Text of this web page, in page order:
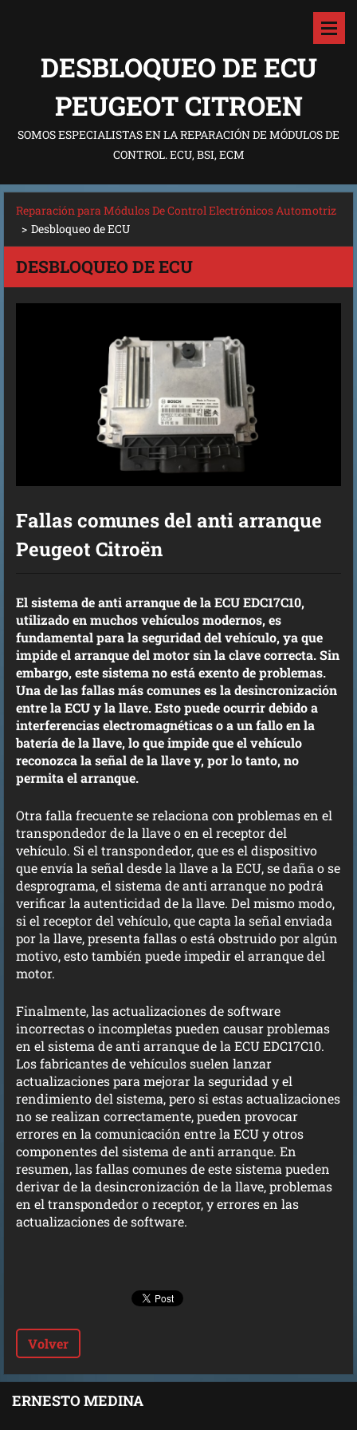
DESBLOQUEO DE ECU
PEUGEOT CITROEN
SOMOS ESPECIALISTAS EN LA REPARACIÓN DE MÓDULOS DE
CONTROL. ECU, BSI, ECM
Reparación para Módulos De Control Electrónicos Automotriz
> Desbloqueo de ECU
DESBLOQUEO DE ECU
Fallas comunes del anti arranque
Peugeot Citroën
El sistema de anti arranque de la ECU EDC17C10,
utilizado en muchos vehículos modernos, es
fundamental para la seguridad del vehículo, ya que
impide el arranque del motor sin la clave correcta. Sin
embargo, este sistema no está exento de problemas.
Una de las fallas más comunes es la desincronización
entre la ECU y la llave. Esto puede ocurrir debido a
interferencias electromagnéticas o a un fallo en la
batería de la llave, lo que impide que el vehículo
reconozca la señal de la llave y, por lo tanto, no
permita el arranque.
Otra falla frecuente se relaciona con problemas en el
transpondedor de la llave o en el receptor del
vehículo. Si el transpondedor, que es el dispositivo
que envía la señal desde la llave a la ECU, se daña o se
desprograma, el sistema deanti arranqueno podrá
verificar la autenticidad de la llave. Del mismo modo,
si el receptor del vehículo, que capta la señal enviada
por la llave, presenta fallas o está obstruido por algún
motivo, esto también puede impedir el arranque del
motor.
Finalmente, las actualizaciones de software
incorrectas o incompletas pueden causar problemas
en el sistema deanti arranquede la ECU EDC17C10.
Los fabricantes de vehículos suelen lanzar
actualizaciones para mejorar la seguridad y el
rendimiento del sistema, pero si estas actualizaciones
no se realizan correctamente, pueden provocar
errores en la comunicación entre la ECU y otros
componentes del sistema deanti arranque. En
resumen, las fallas comunes de este sistema pueden
derivar de la desincronización de la llave, problemas
en el transpondedor o receptor, y errores en las
actualizaciones de software.
Volver
ERNESTO MEDINA